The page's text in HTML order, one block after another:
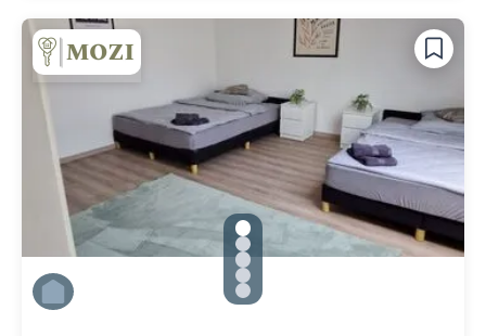
gallery.slide_selector
Zu Slide 1 wechseln
Zu Slide 2 wechseln
Zu Slide 3 wechseln
Zu Slide 4 wechseln
Zu Slide 5 wechseln